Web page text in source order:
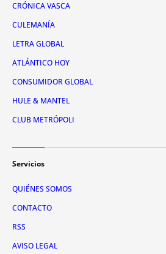
CRÓNICA VASCA
CULEMANÍA
LETRA GLOBAL
ATLÁNTICO HOY
CONSUMIDOR GLOBAL
HULE & MANTEL
CLUB METRÓPOLI
Servicios
QUIÉNES SOMOS
CONTACTO
RSS
AVISO LEGAL